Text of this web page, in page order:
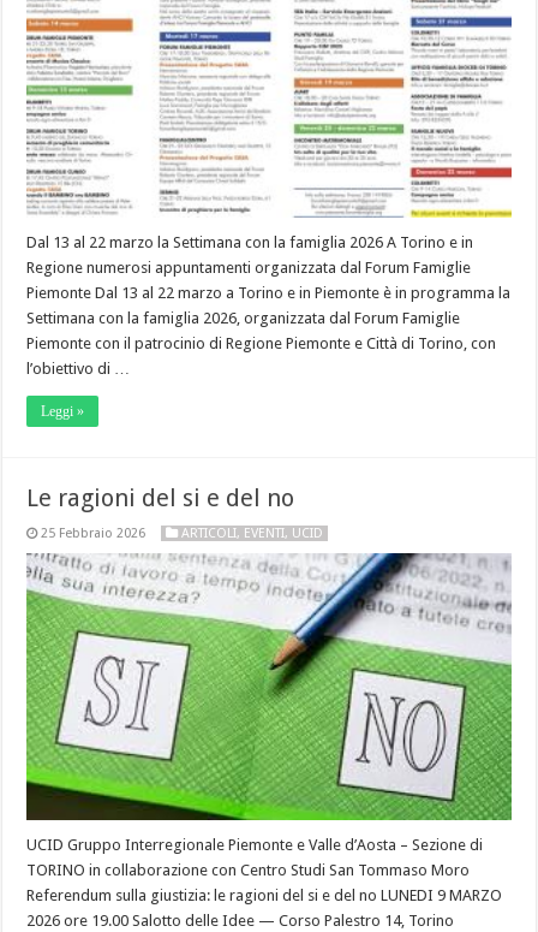
Dal 13 al 22 marzo la Settimana con la famiglia 2026 A Torino e in
Regione numerosi appuntamenti organizzata dal Forum Famiglie
Piemonte Dal 13 al 22 marzo a Torino e in Piemonte è in programma la
Settimana con la famiglia 2026, organizzata dal Forum Famiglie
Piemonte con il patrocinio di Regione Piemonte e Città di Torino, con
l’obiettivo di …
Leggi »
Le ragioni del si e del no
25 Febbraio 2026 ARTICOLI, EVENTI, UCID
UCID Gruppo Interregionale Piemonte e Valle d’Aosta – Sezione di
TORINO in collaborazione con Centro Studi San Tommaso Moro
Referendum sulla giustizia: le ragioni del si e del no LUNEDI 9 MARZO
2026 ore 19.00 Salotto delle Idee — Corso Palestro 14, Torino